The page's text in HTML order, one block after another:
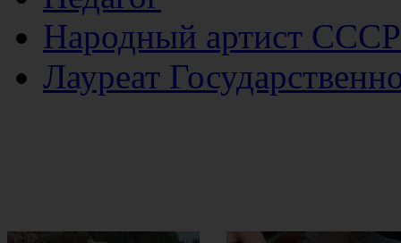
Народный артист СССР
Лауреат